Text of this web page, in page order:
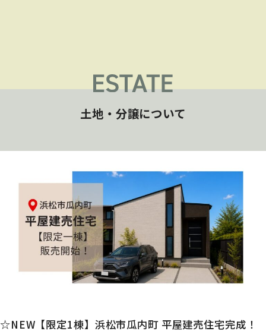
土地・分譲について
☆NEW【限定1棟】浜松市瓜内町 平屋建売住宅完成！